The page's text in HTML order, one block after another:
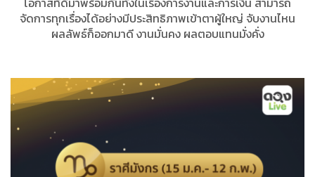
จัดการทุกเรื่องได้อย่างมีประสิทธิภาพเข้าตาผู้ใหญ่ จับงานไหน
ผลลัพธ์ก็ออกมาดี งานมั่นคง ผลตอบแทนมั่งคั่ง